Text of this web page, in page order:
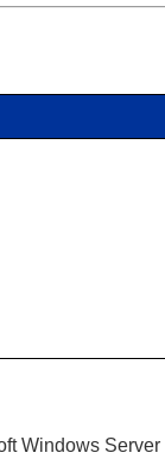
Windows Server